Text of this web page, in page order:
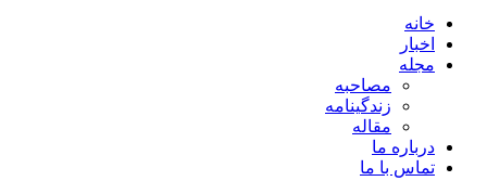
خانه
اخبار
مجله
مصاحبه
زندگینامه
مقاله
درباره ما
تماس با ما